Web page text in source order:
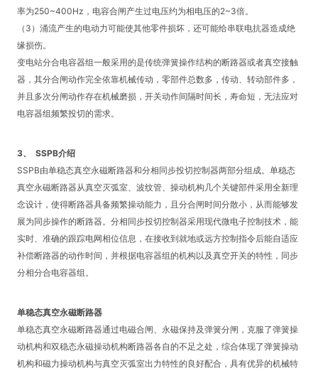
率为250~400Hz ，电容合闸产生过电压约为相电压的2~3倍。
（ 3 ）涌流产生的电动力可能使其他零件损坏，还可能给串联电抗器造成绝
缘损伤。
变电站分合电容器组一般采用的是传统弹簧操作结构的断路器或者真空接触
器，其分合闸动作完全依靠机械传动，零部件总数多，传动、转动部件多，
并且多次分闸动作存在机械磨损，开关动作间隔时间长，寿命短，无法应对
电容器组频繁投切的需求。
3、 SSPB介绍
SSPB由单稳态真空永磁断路器和分相同步投切控制器两部分组成。单稳态
真空永磁断路器从真空灭弧室、波纹管、操动机构几个关键部件采用全新理
念设计，使得断路器具备频繁操动能力，且分合闸时间分散小，从而能够发
展为同步操作的断路器。分相同步投切控制器采用现代微电子控制技术，能
实时、准确的跟踪电网相位信息，在接收到就地或远方控制指令后能自适应
补偿断路器的动作时间，并根据电容器组的机构以及真空开关的特性，同步
分相分合电容器组。
单稳态真空永磁断路器
单稳态真空永磁断路器通过电磁合闸、永磁保持及弹簧分闸，克服了弹簧操
动机构和双稳态永磁操动机构断路器各自的不足之处，综合体现了弹簧操动
机构和磁力操动机构与真空灭弧室出力特性的良好配合，具有优异的机械特